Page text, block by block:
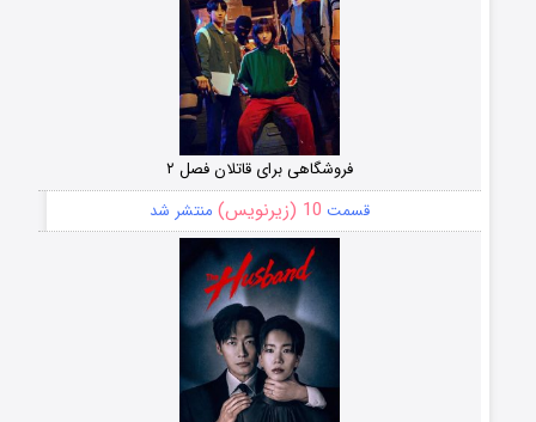
فروشگاهی برای قاتلان فصل ۲
قسمت 10 (زیرنویس) منتشر شد